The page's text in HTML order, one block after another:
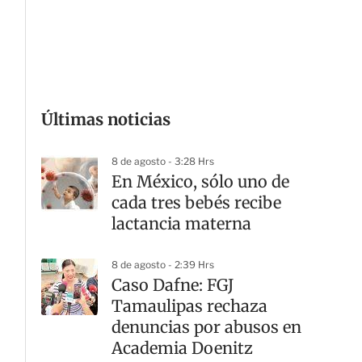
Últimas noticias
8 de agosto - 3:28 Hrs
En México, sólo uno de
cada tres bebés recibe
lactancia materna
8 de agosto - 2:39 Hrs
Caso Dafne: FGJ
Tamaulipas rechaza
denuncias por abusos en
Academia Doenitz